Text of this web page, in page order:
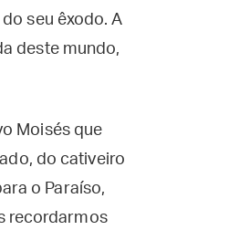
seu êxodo. A
deste mundo,
Moisés que
do cativeiro
o Paraíso,
recordarmos